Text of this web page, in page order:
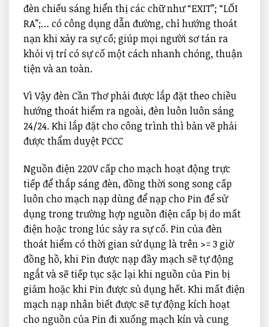
đèn chiếu sáng hiển thị các chữ như “EXIT”; “LỐI
RA”;… có công dụng dẫn đường, chỉ hướng thoát
nạn khi xảy ra sự cố; giúp mọi người sơ tán ra
khỏi vị trí có sự cố một cách nhanh chóng, thuận
tiện và an toàn.
Vì Vậy đèn Cần Thơ phải được lắp đặt theo chiều
hướng thoát hiểm ra ngoài, đèn luôn luôn sáng
24/24. Khi lắp đặt cho công trình thì bản vẽ phải
được thẩm duyệt PCCC
Nguồn điện 220V cấp cho mạch hoạt động trực
tiếp để thắp sáng đèn, đồng thời song song cấp
luôn cho mạch nạp dùng để nạp cho Pin để sử
dụng trong trường hợp nguồn điện cấp bị do mất
điện hoặc trong lúc sảy ra sự cố. Pin của đèn
thoát hiểm có thời gian sử dụng là trên >= 3 giờ
đồng hồ, khi Pin được nạp đầy mạch sẽ tự động
ngắt và sẽ tiếp tục sặc lại khi nguồn của Pin bị
giảm hoặc khi Pin được sủ dụng hết. Khi mất điện
mạch nạp nhân biết được sẽ tự động kích hoạt
cho nguồn của Pin đi xuống mạch kín và cung